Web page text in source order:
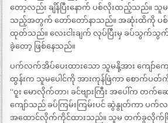
တော့လည်း ချိန်ပြီးနောက် ပစ်လိုးထည့်သည်။ သူ
သည့်အတွက် တော်တော်နာသည်။ အဆုံးထိကို ပ
ထုတ်သည်။ လေးငါးချက် လုပ်ပြီးမှ ခပ်သွက်သွ
ခဲ့တော့ ဖြစ်နေသည်။
ပက်လက်အိပ်ပေးထားသော သူမနို့အား ကျော်က
ထွန်းက သူမပေါင်ကို အားကုန်ဖြဲကာ စောက်ပတ်
“ဝူး မောလိုက်တာ၊ ခင်ဗျားကြီး အပေါ်က တက်
ကျော်သည် ခပ်ကြမ်းကြမ်းပင် ဆွဲနွုတ်ကာ ပက်
အထောင်လိုက်ကိုင်ထားသည်။ သူမ တက်ခွလိုက်ပြီ